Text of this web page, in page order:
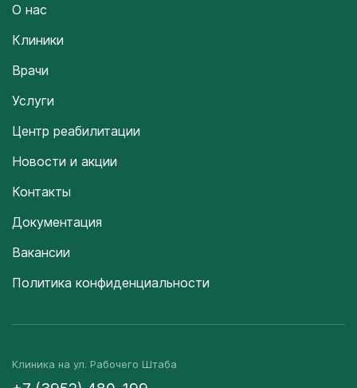
О нас
Клиники
Врачи
Услуги
Центр реабилитации
Новости и акции
Контакты
Документация
Вакансии
Политика конфиденциальности
Клиника на ул. Рабочего Штаба